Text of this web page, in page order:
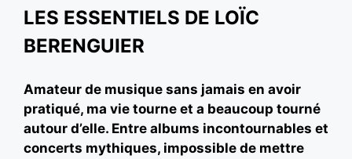
LES ESSENTIELS DE LOÏC
BERENGUIER
Amateur de musique sans jamais en avoir
pratiqué, ma vie tourne et a beaucoup tourné
autour d’elle. Entre albums incontournables et
concerts mythiques, impossible de mettre